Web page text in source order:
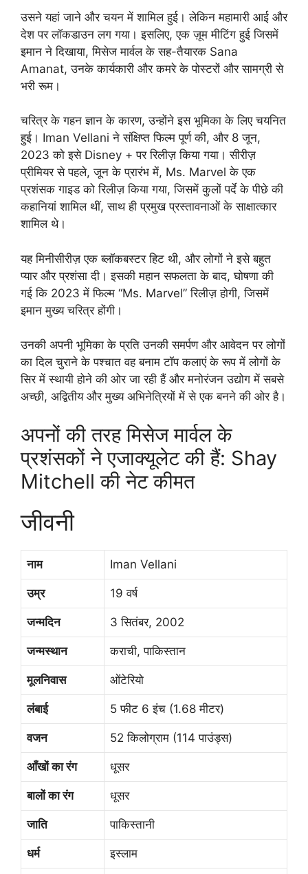
उसने यहां जाने और चयन में शामिल हुई। लेकिन महामारी आई और
देश पर लॉकडाउन लग गया। इसलिए, एक ज़ूम मीटिंग हुई जिसमें
इमान ने दिखाया, मिसेज मार्वल के सह-तैयारक Sana
Amanat, उनके कार्यकारी और कमरे के पोस्टरों और सामग्री से
भरी रूम।
चरित्र के गहन ज्ञान के कारण, उन्होंने इस भूमिका के लिए चयनित
हुई। Iman Vellani ने संक्षिप्त फिल्म पूर्ण की, और 8 जून,
2023 को इसे Disney + पर रिलीज़ किया गया। सीरीज़
प्रीमियर से पहले, जून के प्रारंभ में, Ms. Marvel के एक
प्रशंसक गाइड को रिलीज़ किया गया, जिसमें कुलों पर्दे के पीछे की
कहानियां शामिल थीं, साथ ही प्रमुख प्रस्तावनाओं के साक्षात्कार
शामिल थे।
यह मिनीसीरीज़ एक ब्लॉकबस्टर हिट थी, और लोगों ने इसे बहुत
प्यार और प्रशंसा दी। इसकी महान सफलता के बाद, घोषणा की
गई कि 2023 में फिल्म “Ms. Marvel” रिलीज़ होगी, जिसमें
इमान मुख्य चरित्र होंगी।
उनकी अपनी भूमिका के प्रति उनकी समर्पण और आवेदन पर लोगों
का दिल चुराने के पश्चात वह बनाम टॉप कलाएं के रूप में लोगों के
सिर में स्थायी होने की ओर जा रही हैं और मनोरंजन उद्योग में सबसे
अच्छी, अद्वितीय और मुख्य अभिनेत्रियों में से एक बनने की ओर है।
अपनों की तरह मिसेज मार्वल के
प्रशंसकों ने एजाक्यूलेट की हैं: Shay
Mitchell की नेट कीमत
जीवनी
नाम Iman Vellani
उम्र 19 वर्ष
जन्मदिन 3 सितंबर, 2002
जन्मस्थान कराची, पाकिस्तान
मूलनिवास ओंटेरियो
लंबाई 5 फीट 6 इंच (1.68 मीटर)
वजन 52 किलोग्राम (114 पाउंड्स)
आँखों का रंग धूसर
बालों का रंग धूसर
जाति पाकिस्तानी
धर्म इस्लाम